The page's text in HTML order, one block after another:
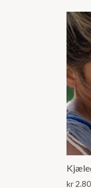
kr